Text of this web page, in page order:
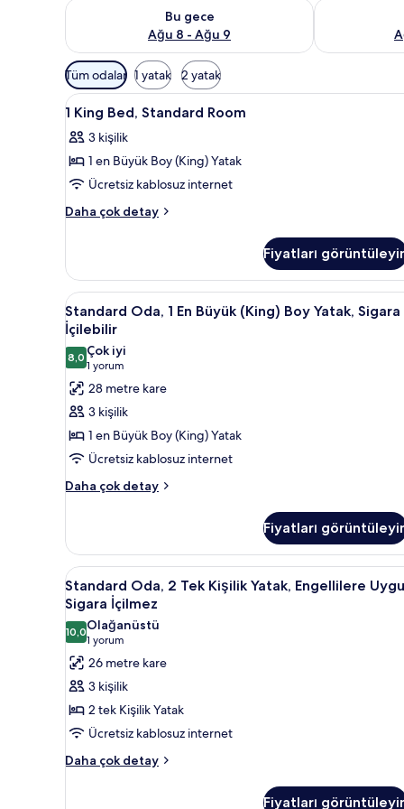
Bu gece
Ağu 8 - Ağu 9
Bu gece için müsaitliği kontrol et Ağu 8 - Ağu 9
Yarın için
Odalar
için
mevcut
filtreler
Tüm odalar 1 yatak 2 yatak
1
King
Bed,
Standard
Room
için
görün
Kaliteli yatak takımı, minibar,
7
1 King Bed, Standard Room
3 kişilik
1 en Büyük Boy (King) Yatak
Ücretsiz kablosuz internet
Daha çok detay
1
Room
hakkında
daha
fazla
detay
Fiyatları
Standard
Oda,
1
En
Büyük
(King)
Boy
Yatak,
Sigara
İçilebilir
fotoğrafları
görün
Standard Oda, 1 En Büyük
5
Standard Oda, 1 En Büyük (King) Boy Yatak, Sigara
İçilebilir
8,08,0 / 10
Çok iyi
1 yorum
(1
yorum)
28 metre kare
3 kişilik
1 en Büyük Boy (King) Yatak
Ücretsiz kablosuz internet
Daha çok detay
Standard
Büyük
(King)
Boy
Yatak,
Sigara
İçilebilir
hakkında
daha
fazla
detay
Fiyatları
Standard
Oda,
2
Tek
Kişilik
Yatak,
Engellilere
Uygun,
Sigara
İçilmez
Kaliteli yatak takımı, minibar,
2
Standard Oda, 2 Tek Kişilik Yatak, Engellilere
Sigara İçilmez
10,010,0 / 10
Olağanüstü
1 yorum
(1
yorum)
26 metre kare
3 kişilik
2 tek Kişilik Yatak
Ücretsiz kablosuz internet
Daha çok detay
Standard
Fiyatları